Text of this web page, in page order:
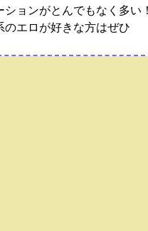
ションがとんでもなく多い！
のエロが好きな方はぜひ